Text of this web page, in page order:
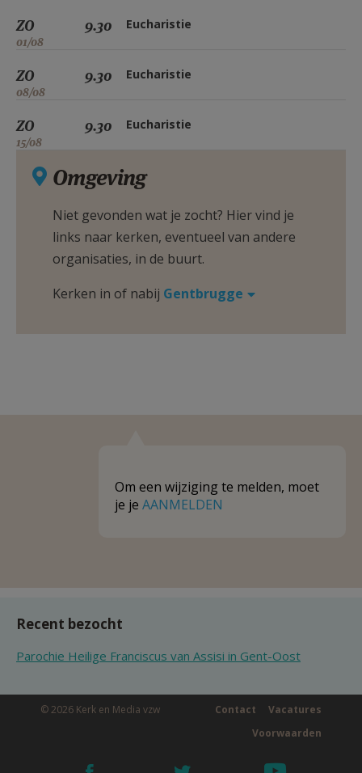
ZO
01/08
9.30 Eucharistie
ZO
08/08
9.30 Eucharistie
ZO
15/08
9.30 Eucharistie
Omgeving
Niet gevonden wat je zocht? Hier vind je
links naar kerken, eventueel van andere
organisaties, in de buurt.
Kerken in of nabij Gentbrugge
Om een wijziging te melden, moet
je je AANMELDEN
Recent bezocht
Parochie Heilige Franciscus van Assisi in Gent-Oost
© 2026 Kerk en Media vzw Vacatures
Contact
Voorwaarden